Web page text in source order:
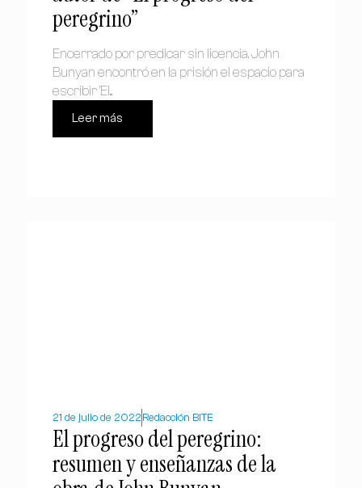
peregrino”
Encerrado por predicar sin licencia, John
Bunyan encontró en la prisión el espacio para
escribir 'El...
Leer más
21 de julio de 2022 Redacción BITE
El progreso del peregrino:
resumen y enseñanzas de la